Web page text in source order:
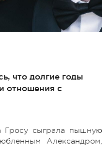
что долгие годы
отношения с
Гросу сыграла пышную
Александром,